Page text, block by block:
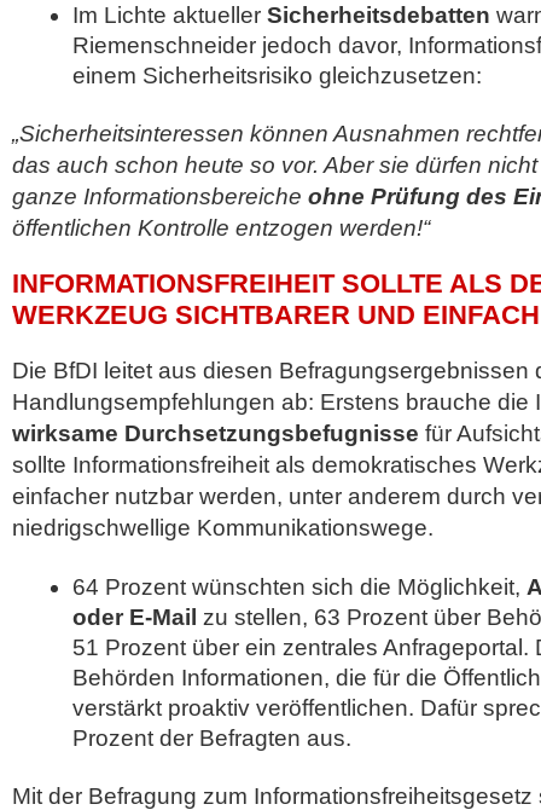
Im Lichte aktueller Sicherheitsdebatten
Riemenschneider jedoch davor,
einem Sicherheitsrisiko gleichzusetzen:
„Sicherheitsinteressen können Ausnahmen
das auch schon heute so vor. Aber sie dürfen
ganze Informationsbereiche ohne Prüfung des
öffentlichen Kontrolle entzogen werden!“
INFORMATIONSFREIHEIT SOLLTE ALS
WERKZEUG SICHTBARER UND
Die BfDI leitet aus diesen Befragungsergebnissen
Handlungsempfehlungen ab: Erstens brauche die
wirksame Durchsetzungsbefugnisse für
sollte Informationsfreiheit als demokratisches
einfacher nutzbar werden, unter anderem durch
niedrigschwellige Kommunikationswege.
64 Prozent wünschten sich die Möglichkeit,
oder E-Mail zu stellen, 63 Prozent über
51 Prozent über ein zentrales Anfrageportal.
Behörden Informationen, die für die
verstärkt proaktiv veröffentlichen. Dafür
Prozent der Befragten aus.
Mit der Befragung zum Informationsfreiheitsgesetz